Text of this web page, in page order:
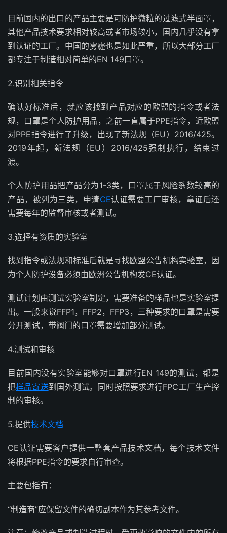
目前国内的出口的产品主要是可防护微粒的过滤式半面罩，
其他产品技术要求相对较高或者市场较小，国内几乎没有拿
到认证的工厂。中国的雾霾也是如此严重，所以大部分工厂
都专注于制造相对简单的EN 149口罩。
2.识别相关指令
确认好标准后，就应该找到产品对应的欧盟的指令或者法
规，口罩是个人防护用品，之前一直属于PPE指令，近欧盟
对PPE指令进行了升级，出现了新法规（EU）2016/425。
2019年起，新法规（EU）2016/425强制执行，结束过
渡。
个人防护用品把产品分为1-3类，口罩属于风险系数较高的
产品，被列为三类，申请CE认证需要工厂审核，拿证后还
需要每年的监督审核或者测试。
3.选择有资质的实验室
找到指令或法规和标准后就是寻找欧盟公告机构实验室，因
为个人防护设备必须由欧洲公告机构发CE认证。
测试计划由测试实验室制定，需要准备的样品也是实验室提
出。一般来说FFP1，FFP2，FFP3，三种要求的口罩是需要
分开测试，带阀门的口罩需要增加部分测试。
4.测试和审核
目前国内没有实验室能够对口罩进行EN 149的测试，都是
把样品寄送到国外测试。同时按照要求进行FPC工厂生产控
制的审核。
5.提供技术文档
CE认证需要客户提供一整套产品技术文档，每个技术文件
将根据PPE指令的要求自行审查。
主要包括有：
“制造商”应保留文件的确切副本作为其参考文件。